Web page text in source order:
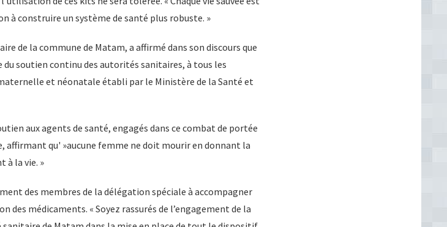
construire un système de santé plus robuste. »
de la commune de Matam, a affirmé dans son discours que
soutien continu des autorités sanitaires, à tous les
et néonatale établi par le Ministère de la Santé et
aux agents de santé, engagés dans ce combat de portée
affirmant qu' »aucune femme ne doit mourir en donnant la
à la vie. »
des membres de la délégation spéciale à accompagner
médicaments. « Soyez rassurés de l’engagement de la